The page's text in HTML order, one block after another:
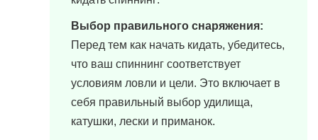
Выбор правильного снаряжения:
Перед тем как начать кидать, убедитесь,
что ваш спиннинг соответствует
условиям ловли и цели. Это включает в
себя правильный выбор удилища,
катушки, лески и приманок.